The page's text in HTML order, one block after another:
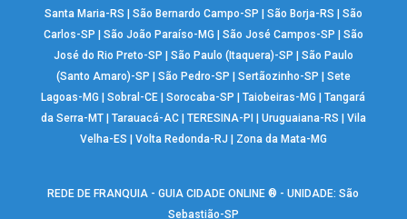
Santa Maria-RS | São Bernardo Campo-SP | São Borja-RS | São
Carlos-SP | São João Paraíso-MG | São José Campos-SP | São
José do Rio Preto-SP | São Paulo (Itaquera)-SP | São Paulo
(Santo Amaro)-SP | São Pedro-SP | Sertãozinho-SP | Sete
Lagoas-MG |Sobral-CE |Sorocaba-SP |Taiobeiras-MG |Tangará
da Serra-MT| Tarauacá-AC| TERESINA-PI | Uruguaiana-RS | Vila
Velha-ES | Volta Redonda-RJ | Zona da Mata-MG
REDE DE FRANQUIA - GUIA CIDADE ONLINE ® - UNIDADE: São
Sebastião-SP